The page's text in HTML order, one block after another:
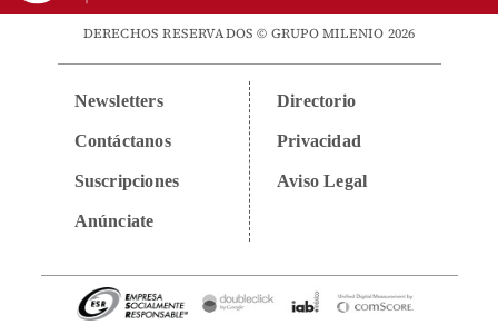
DERECHOS RESERVADOS © GRUPO MILENIO 2026
Newsletters
Contáctanos
Suscripciones
Anúnciate
Directorio
Privacidad
Aviso Legal